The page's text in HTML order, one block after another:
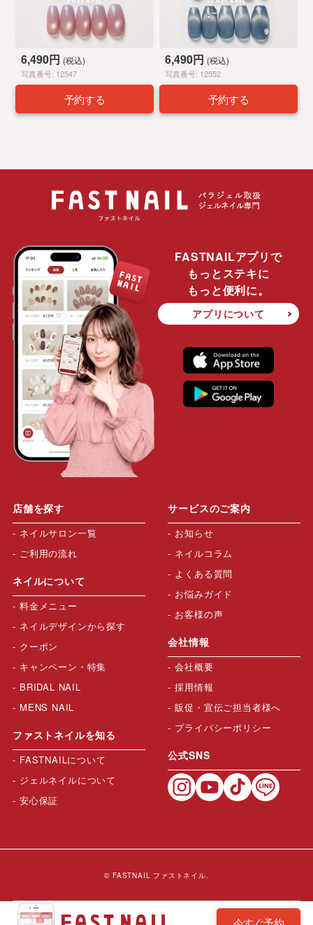
6,490円 (税込)
写真番号: 12547
予約する
6,490円 (税込)
写真番号: 12552
予約する
FASTNAILアプリで
もっとステキに
もっと便利に。
アプリについて
店舗を探す
ネイルサロン一覧
ご利用の流れ
ネイルについて
料金メニュー
ネイルデザインから探す
クーポン
キャンペーン・特集
BRIDAL NAIL
MENS NAIL
ファストネイルを知る
FASTNAILについて
ジェルネイルについて
安心保証
サービスのご案内
お知らせ
ネイルコラム
よくある質問
お悩みガイド
お客様の声
会社情報
会社概要
採用情報
販促・宣伝ご担当者様へ
プライバシーポリシー
公式SNS
© FASTNAIL ファストネイル.